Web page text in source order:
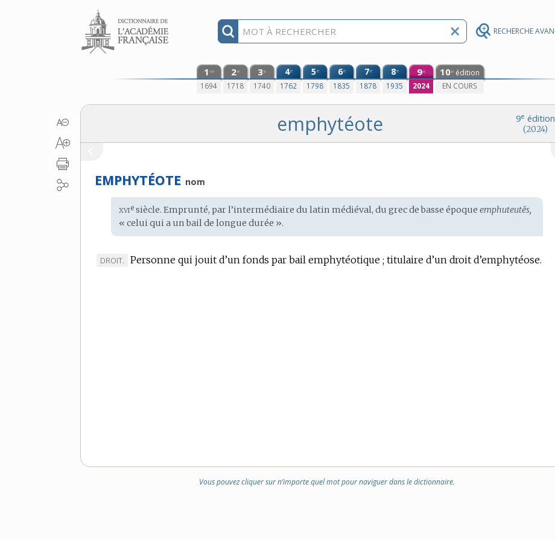
RECHERCHE
Aller au contenu
1 re
1694
2e
1718
3e
1740
4e
1762
5e
1798
6e
1835
7e
1878
8e
1935
9e
2024
10e édition
EN COURS
9e édition
(2024)
emphytéote
EMPHYTÉOTE nom
Étymologie
:
xvie siècle. Emprunté, par l’intermédiaire dulatin médiéval, dugrec de basse époque emphuteutês,
« celui qui a un bail de longue durée ».
MARQUE
DROIT. Personne qui jouit d’un fonds par bail emphytéotique ; titulaire d’un droit d’emphytéose.
Vous pouvez cliquer sur n’importe quel mot pour naviguer dans le dictionnaire.